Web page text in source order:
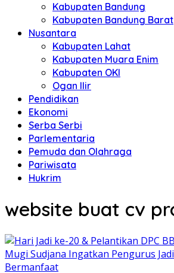
Kabupaten Bandung
Kabupaten Bandung Barat
Nusantara
Kabupaten Lahat
Kabupaten Muara Enim
Kabupaten OKI
Ogan Ilir
Pendidikan
Ekonomi
Serba Serbi
Parlementaria
Pemuda dan Olahraga
Pariwisata
Hukrim
website buat cv